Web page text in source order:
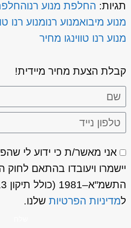
תגיות:החלפת מנוע רנוהחלפת
מנוע מיבואמנוע רנומנוע רנו
מנוע רנו טווינגו מחיר
קבלת הצעת מחיר מיידית!
אני מאשר/ת כי ידוע לי
יישמרו ויעובדו בהתאם לחוק
למדיניות הפרטיותשלנו.